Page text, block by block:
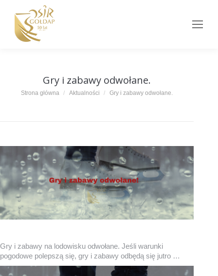
Gry i zabawy odwołane.
Jesteś tutaj:
Strona główna Aktualności Gry i zabawy odwołane.
Gry i zabawy na lodowisku odwołane. Jeśli warunki
pogodowe polepszą się, gry i zabawy odbędą się jutro …